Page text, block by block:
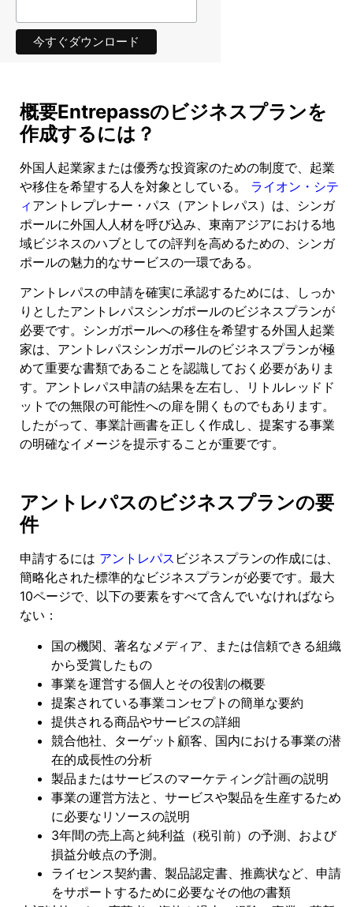
概要Entrepassのビジネスプランを
作成するには？
外国人起業家または優秀な投資家のための制度で、起業
や移住を希望する人を対象としている。 ライオン・シテ
ィ アントレプレナー・パス（アントレパス）は、シンガ
ポールに外国人人材を呼び込み、東南アジアにおける地
域ビジネスのハブとしての評判を高めるための、シンガ
ポールの魅力的なサービスの一環である。
アントレパスの申請を確実に承認するためには、しっか
りとしたアントレパスシンガポールのビジネスプランが
必要です。シンガポールへの移住を希望する外国人起業
家は、アントレパスシンガポールのビジネスプランが極
めて重要な書類であることを認識しておく必要がありま
す。アントレパス申請の結果を左右し、リトルレッドド
ットでの無限の可能性への扉を開くものでもあります。
したがって、事業計画書を正しく作成し、提案する事業
の明確なイメージを提示することが重要です。
アントレパスのビジネスプランの要
件
申請するには アントレパス ビジネスプランの作成には、
簡略化された標準的なビジネスプランが必要です。最大
10ページで、以下の要素をすべて含んでいなければなら
ない：
国の機関、著名なメディア、または信頼できる組織
から受賞したもの
事業を運営する個人とその役割の概要
提案されている事業コンセプトの簡単な要約
提供される商品やサービスの詳細
競合他社、ターゲット顧客、国内における事業の潜
在的成長性の分析
製品またはサービスのマーケティング計画の説明
事業の運営方法と、サービスや製品を生産するため
に必要なリソースの説明
3年間の売上高と純利益（税引前）の予測、および
損益分岐点の予測。
ライセンス契約書、製品認定書、推薦状など、申請
をサポートするために必要なその他の書類